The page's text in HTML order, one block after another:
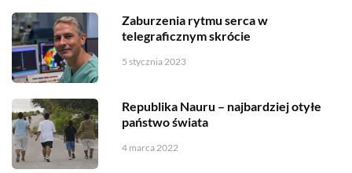
Zaburzenia rytmu serca w
telegraficznym skrócie
5 stycznia 2023
Republika Nauru – najbardziej otyłe
państwo świata
4 marca 2022